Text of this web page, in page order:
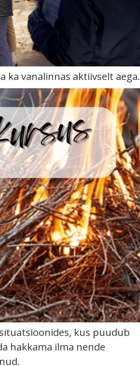
ka vanalinnas aktiivselt aega.
kus puudub
hakkama ilma nende